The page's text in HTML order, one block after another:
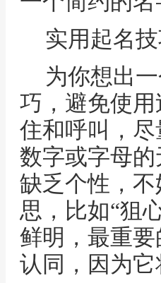
实用起名
为你想出
巧，避免使
住和呼叫，
数字或字母
缺乏个性，
思，比如“狙
鲜明，最重
认同，因为